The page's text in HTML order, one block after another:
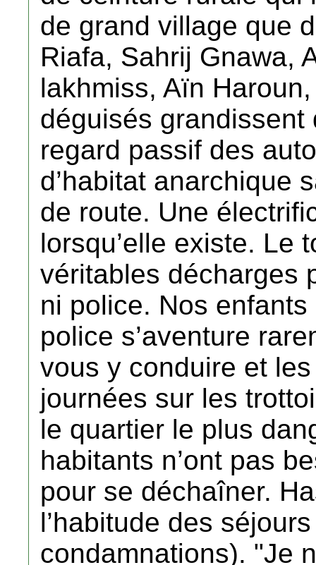
de grand village que
Riafa, Sahrij Gnawa,
lakhmiss, Aïn
déguisés
regard passif des
d’habitat anarchique
de route. Une
lorsqu’elle existe. Le
véritables décharges
ni police. Nos
police s’aventure
vous y conduire et
journées sur les
le quartier le plus
habitants n’ont pas
pour se déchaîner.
l’habitude des
condamnations). "Je